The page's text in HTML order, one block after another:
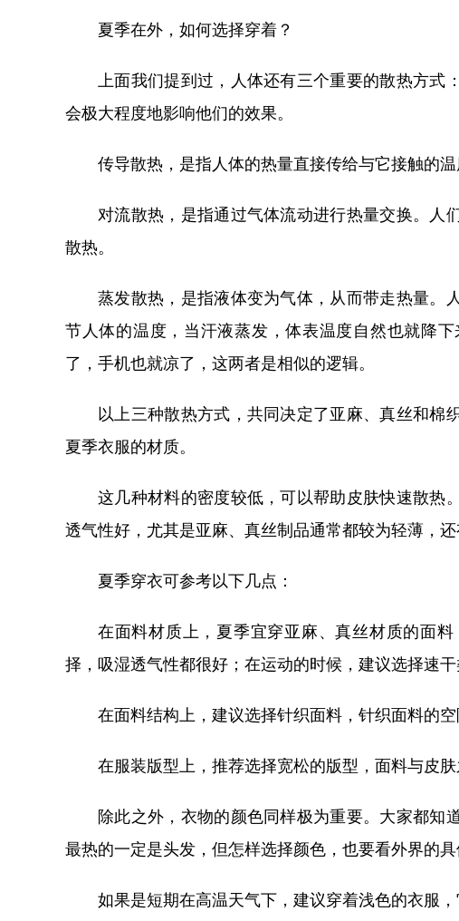
夏季在外，如何选择穿着？
上面我们提到过，人体还有三个重要的散热方
会极大程度地影响他们的效果。
传导散热，是指人体的热量直接传给与它接触的
对流散热，是指通过气体流动进行热量交换。人
散热。
蒸发散热，是指液体变为气体，从而带走热量。
节人体的温度，当汗液蒸发，体表温度自然也就降
了，手机也就凉了，这两者是相似的逻辑。
以上三种散热方式，共同决定了亚麻、真丝和棉
夏季衣服的材质。
这几种材料的密度较低，可以帮助皮肤快速散热
透气性好，尤其是亚麻、真丝制品通常都较为轻薄，还
夏季穿衣可参考以下几点：
在面料材质上，夏季宜穿亚麻、真丝材质的面
择，吸湿透气性都很好；在运动的时候，建议选择速干
在面料结构上，建议选择针织面料，针织面料的
在服装版型上，推荐选择宽松的版型，面料与皮
除此之外，衣物的颜色同样极为重要。大家都知
最热的一定是头发，但怎样选择颜色，也要看外界的具
如果是短期在高温天气下，建议穿着浅色的衣服，